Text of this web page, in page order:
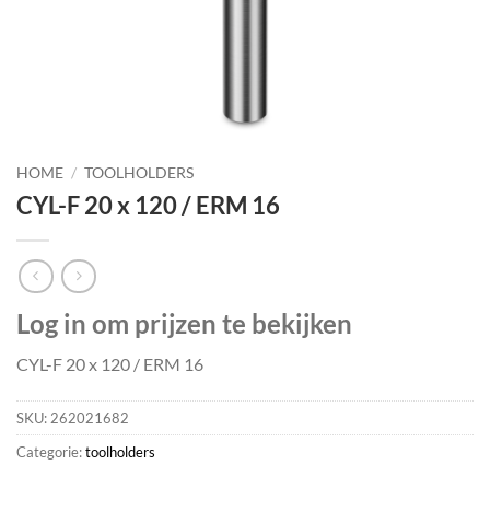
HOME / TOOLHOLDERS
CYL-F 20 x 120 / ERM 16
Log in om prijzen te bekijken
CYL-F 20 x 120 / ERM 16
SKU:262021682
Categorie:toolholders